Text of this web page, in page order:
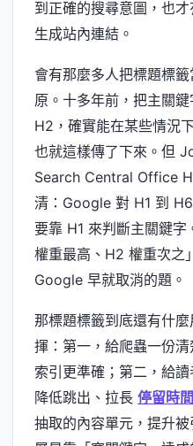
到正確的搜尋意圖，也
生成站內連結。
會有那麼多人把標題標
原。十多年前，把主關
H2，確實能在某些情況
也就這樣傳了下來。但
Search Central Office
清：Google 對 H1 到
要靠 H1 來判斷主關鍵字
權重最高、H2 權重次之
Google 早就取消的題。
那標題標籤到底還有什
揮：第一，給爬蟲一份
索引更準確；第二，給
降低跳出、拉長 停留時間
抽取的內容單元，提升